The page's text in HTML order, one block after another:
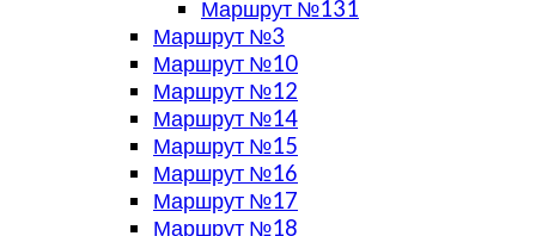
Маршрут №131
Маршрут №3
Маршрут №10
Маршрут №12
Маршрут №14
Маршрут №15
Маршрут №16
Маршрут №17
Маршрут №18